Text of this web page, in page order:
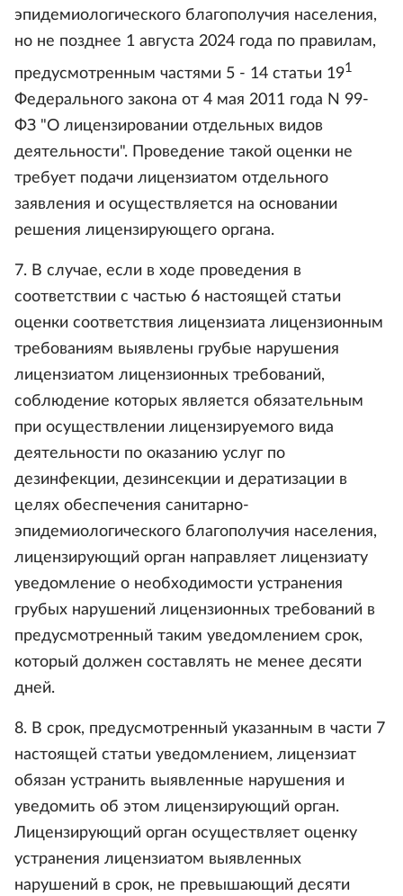
эпидемиологического благополучия населения,
но не позднее 1 августа 2024 года по правилам,
предусмотренным частями 5 - 14 статьи 191
Федерального закона от 4 мая 2011 года N 99-
ФЗ "О лицензировании отдельных видов
деятельности". Проведение такой оценки не
требует подачи лицензиатом отдельного
заявления и осуществляется на основании
решения лицензирующего органа.
7. В случае, если в ходе проведения в
соответствии с частью 6 настоящей статьи
оценки соответствия лицензиата лицензионным
требованиям выявлены грубые нарушения
лицензиатом лицензионных требований,
соблюдение которых является обязательным
при осуществлении лицензируемого вида
деятельности по оказанию услуг по
дезинфекции, дезинсекции и дератизации в
целях обеспечения санитарно-
эпидемиологического благополучия населения,
лицензирующий орган направляет лицензиату
уведомление о необходимости устранения
грубых нарушений лицензионных требований в
предусмотренный таким уведомлением срок,
который должен составлять не менее десяти
дней.
8. В срок, предусмотренный указанным в части 7
настоящей статьи уведомлением, лицензиат
обязан устранить выявленные нарушения и
уведомить об этом лицензирующий орган.
Лицензирующий орган осуществляет оценку
устранения лицензиатом выявленных
нарушений в срок, не превышающий десяти